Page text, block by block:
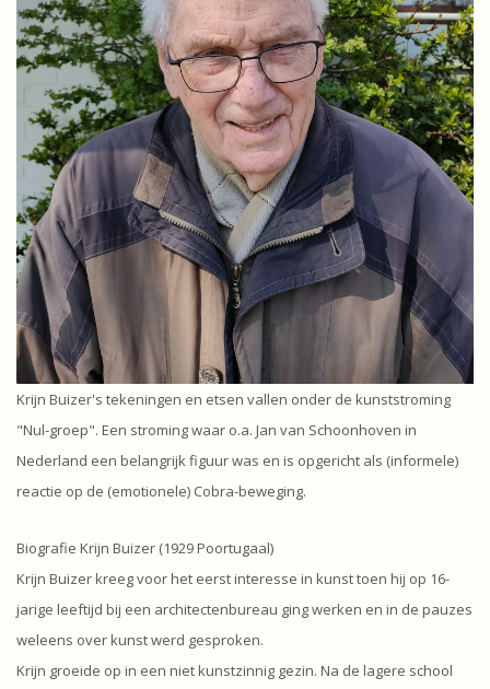
Krijn Buizer's tekeningen en etsen vallen onder de kunststroming
"Nul-groep". Een stroming waar o.a. Jan van Schoonhoven in
Nederland een belangrijk figuur was en is opgericht als (informele)
reactie op de (emotionele) Cobra-beweging.
Biografie Krijn Buizer (1929 Poortugaal)
Krijn Buizer kreeg voor het eerst interesse in kunst toen hij op 16-
jarige leeftijd bij een architectenbureau ging werken en in de pauzes
weleens over kunst werd gesproken.
Krijn groeide op in een niet kunstzinnig gezin. Na de lagere school